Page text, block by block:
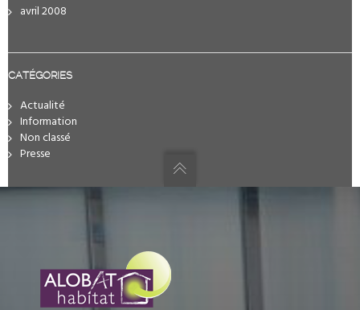
avril 2008
CATÉGORIES
Actualité
Information
Non classé
Presse